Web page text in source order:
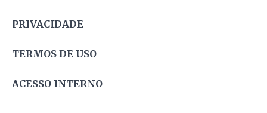
PRIVACIDADE
TERMOS DE USO
ACESSO INTERNO